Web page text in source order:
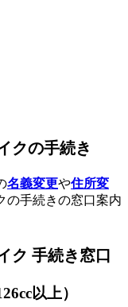
クの手続き
名義変更や住所変
の手続きの窓口案内
ク 手続き窓口
以上）